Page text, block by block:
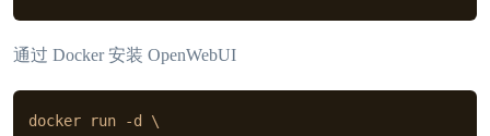
通过 Docker 安装 OpenWebUI
docker run -d \